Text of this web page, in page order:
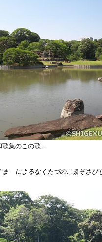
歌集のこの歌…
ゝによるなくたづのこゑぞさび